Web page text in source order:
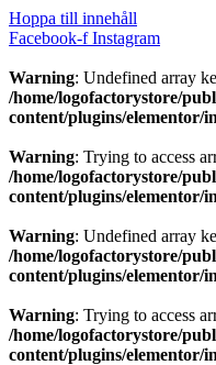
Hoppa till innehåll
Facebook-f Instagram
Warning: Undefined array
/home/logofactorystore/
content/plugins/elementor/
Warning: Trying to access
/home/logofactorystore/
content/plugins/elementor/
Warning: Undefined array
/home/logofactorystore/
content/plugins/elementor/
Warning: Trying to access
/home/logofactorystore/
content/plugins/elementor/